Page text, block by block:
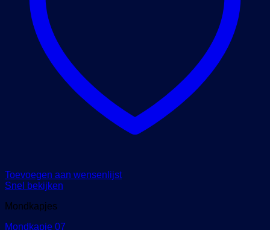
Toevoegen aan wensenlijst
Snel bekijken
Mondkapjes
Mondkapje 07